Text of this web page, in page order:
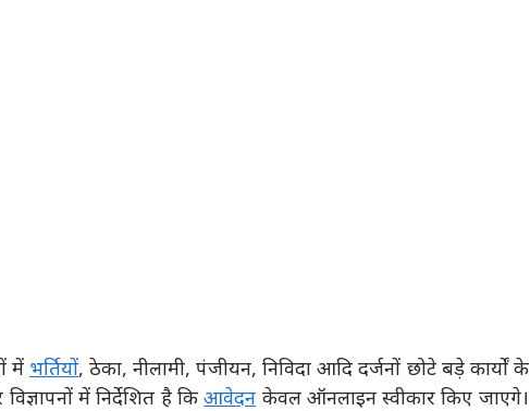
में भर्तियों, ठेका, नीलामी, पंजीयन, निविदा आदि दर्जनों छोटे बड़े कार्यों के
में निर्देशित है किआवेदन केवल ऑनलाइन स्वीकार किए जाएगे।